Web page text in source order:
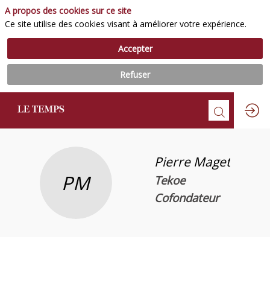
PM
Pierre Maget
Tekoe
Cofondateur
A propos des cookies sur ce site
Ce site utilise des cookies visant à améliorer votre expérience.
Accepter
Refuser